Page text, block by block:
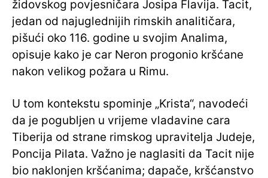
židovskog povjesničara Josipa Flavija. Tacit,
jedan od najuglednijih rimskih analitičara,
pišući oko 116. godine u svojim Analima,
opisuje kako je car Neron progonio kršćane
nakon velikog požara u Rimu.
U tom kontekstu spominje „Krista“, navodeći
da je pogubljen u vrijeme vladavine cara
Tiberija od strane rimskog upravitelja Judeje,
Poncija Pilata. Važno je naglasiti da Tacit nije
bio naklonjen kršćanima; dapače, kršćanstvo